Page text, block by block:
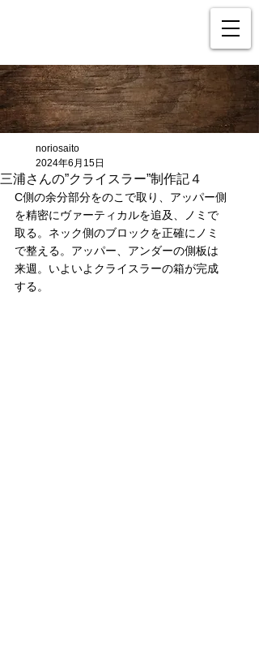
三浦さんの”クライスラー”制作記４
noriosaito
2024年6月15日
C側の余分部分をのこで取り、アッパー側
を精密にヴァーティカルを追及、ノミで
取る。ネック側のブロックを正確にノミ
で整える。アッパー、アンダーの側板は
来週。いよいよクライスラーの箱が完成
する。